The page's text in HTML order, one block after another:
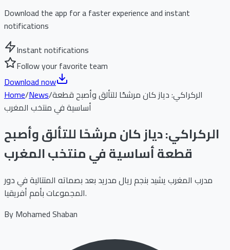
Download the app for a faster experience and instant
notifications
Instant notifications
Follow your favorite team
Download now
Home/News/الركراكي: دياز كان مرشحًا للتألق وأصبح قطعة
أساسية في منتخب المغرب
الركراكي: دياز كان مرشحًا للتألق وأصبح
قطعة أساسية في منتخب المغرب
مدرب المغرب يشيد بنجم ريال مدريد بعد بصماته المتتالية في دور
المجموعات بأمم أفريقيا.
ByMohamed Shaban